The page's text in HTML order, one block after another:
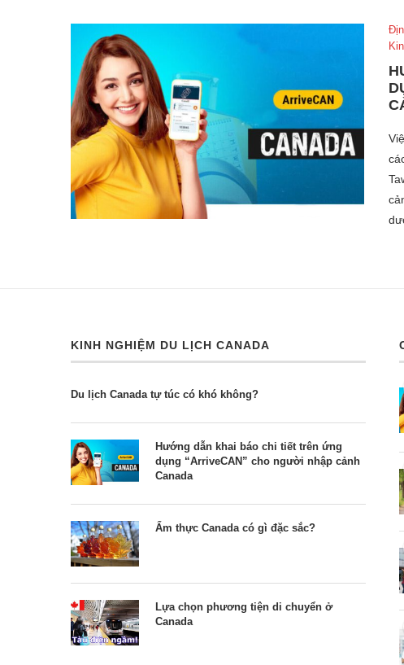
KINH NGHIỆM DU LỊCH CANADA
Du lịch Canada tự túc có khó không?
Hướng dẫn khai báo chi tiết trên ứng
dụng “ArriveCAN” cho người nhập cảnh
Canada
Ẩm thực Canada có gì đặc sắc?
Lựa chọn phương tiện di chuyển ở
Canada